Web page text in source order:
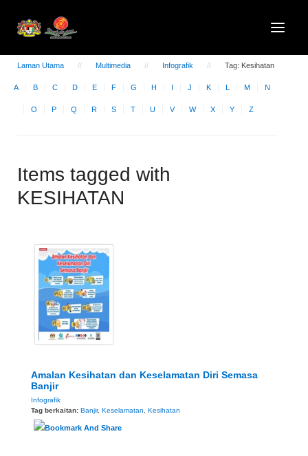
Laman Utama Multimedia Infografik Tag: Kesihatan
A B C D E F G H I J K L M N
O P Q R S T U V W X Y Z
Items tagged with
KESIHATAN
Amalan Kesihatan dan Keselamatan Diri Semasa
Banjir
Infografik
Tag berkaitan: Banjir, Keselamatan, Kesihatan